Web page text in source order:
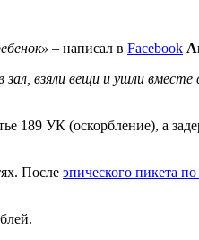
– написал в Facebook
взяли вещи и ушли вместе
189 УК (оскорбление), а
После эпического пикета